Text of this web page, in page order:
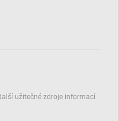
užitečné zdroje informací